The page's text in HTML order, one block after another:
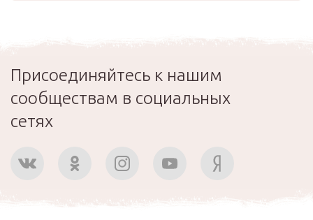
Присоединяйтесь к нашим
сообществам в социальных
сетях